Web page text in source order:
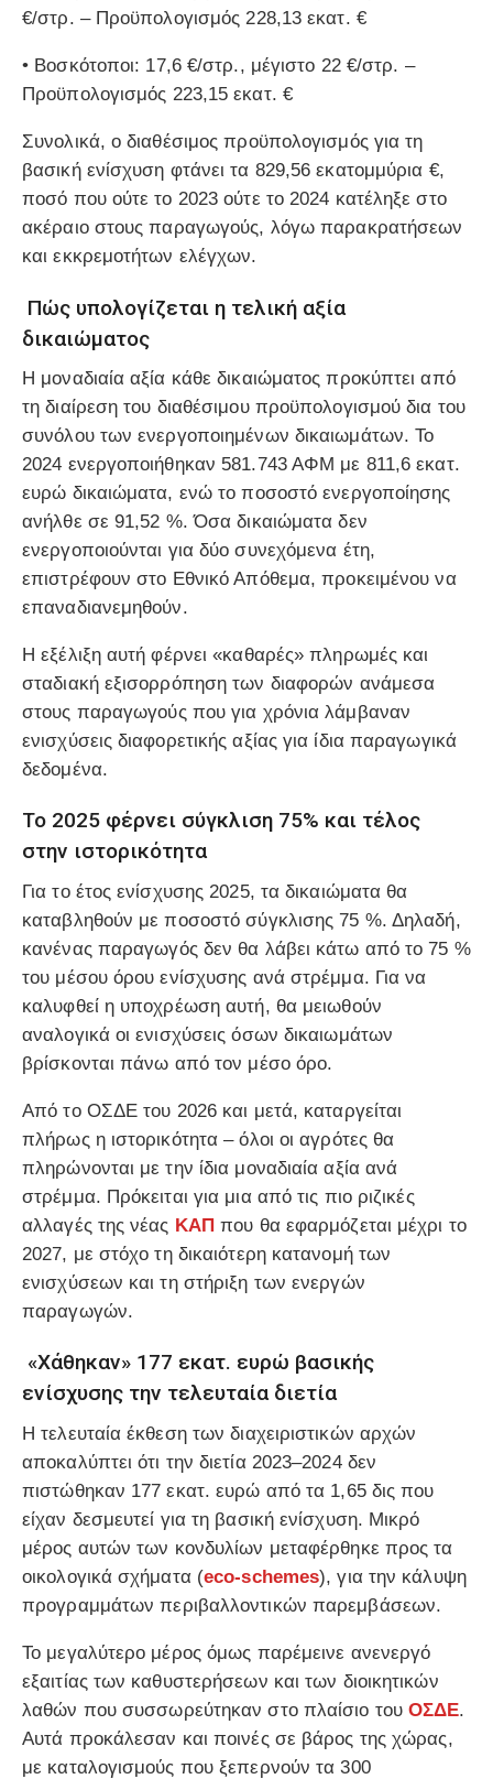
€/στρ. – Προϋπολογισμός 228,13 εκατ. €
• Βοσκότοποι: 17,6 €/στρ., μέγιστο 22 €/στρ. –
Προϋπολογισμός 223,15 εκατ. €
Συνολικά, ο διαθέσιμος προϋπολογισμός για τη
βασική ενίσχυση φτάνει τα 829,56 εκατομμύρια €,
ποσό που ούτε το 2023 ούτε το 2024 κατέληξε στο
ακέραιο στους παραγωγούς, λόγω παρακρατήσεων
και εκκρεμοτήτων ελέγχων.
Πώς υπολογίζεται η τελική αξία
δικαιώματος
Η μοναδιαία αξία κάθε δικαιώματος προκύπτει από
τη διαίρεση του διαθέσιμου προϋπολογισμού δια του
συνόλου των ενεργοποιημένων δικαιωμάτων. Το
2024 ενεργοποιήθηκαν 581.743 ΑΦΜ με 811,6 εκατ.
ευρώ δικαιώματα, ενώ το ποσοστό ενεργοποίησης
ανήλθε σε 91,52 %. Όσα δικαιώματα δεν
ενεργοποιούνται για δύο συνεχόμενα έτη,
επιστρέφουν στο Εθνικό Απόθεμα, προκειμένου να
επαναδιανεμηθούν.
Η εξέλιξη αυτή φέρνει «καθαρές» πληρωμές και
σταδιακή εξισορρόπηση των διαφορών ανάμεσα
στους παραγωγούς που για χρόνια λάμβαναν
ενισχύσεις διαφορετικής αξίας για ίδια παραγωγικά
δεδομένα.
Το 2025 φέρνει σύγκλιση 75% και τέλος
στην ιστορικότητα
Για το έτος ενίσχυσης 2025, τα δικαιώματα θα
καταβληθούν με ποσοστό σύγκλισης 75 %. Δηλαδή,
κανένας παραγωγός δεν θα λάβει κάτω από το 75 %
του μέσου όρου ενίσχυσης ανά στρέμμα. Για να
καλυφθεί η υποχρέωση αυτή, θα μειωθούν
αναλογικά οι ενισχύσεις όσων δικαιωμάτων
βρίσκονται πάνω από τον μέσο όρο.
Από το ΟΣΔΕ του 2026 και μετά, καταργείται
πλήρως η ιστορικότητα – όλοι οι αγρότες θα
πληρώνονται με την ίδια μοναδιαία αξία ανά
στρέμμα. Πρόκειται για μια από τις πιο ριζικές
αλλαγές της νέας ΚΑΠ που θα εφαρμόζεται μέχρι το
2027, με στόχο τη δικαιότερη κατανομή των
ενισχύσεων και τη στήριξη των ενεργών
παραγωγών.
«Χάθηκαν» 177 εκατ. ευρώ βασικής
ενίσχυσης την τελευταία διετία
Η τελευταία έκθεση των διαχειριστικών αρχών
αποκαλύπτει ότι την διετία 2023–2024 δεν
πιστώθηκαν 177 εκατ. ευρώ από τα 1,65 δις που
είχαν δεσμευτεί για τη βασική ενίσχυση. Μικρό
μέρος αυτών των κονδυλίων μεταφέρθηκε προς τα
οικολογικά σχήματα (eco-schemes), για την κάλυψη
προγραμμάτων περιβαλλοντικών παρεμβάσεων.
Το μεγαλύτερο μέρος όμως παρέμεινε ανενεργό
εξαιτίας των καθυστερήσεων και των διοικητικών
λαθών που συσσωρεύτηκαν στο πλαίσιο τουΟΣΔΕ.
Αυτά προκάλεσαν και ποινές σε βάρος της χώρας,
με καταλογισμούς που ξεπερνούν τα 300